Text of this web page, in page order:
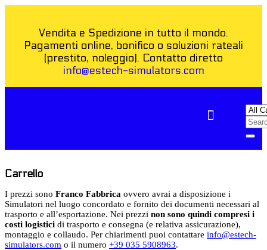
Vendita e Spedizione in tutto il mondo.
Pagamenti online, bonifico o soluzioni rateali
(prestito, noleggio). Contatto diretto
info@estech-simulators.com
Carrello
I prezzi sono Franco Fabbrica ovvero avrai a disposizione i
Simulatori nel luogo concordato e fornito dei documenti necessari al
trasporto e all’esportazione. Nei prezzi non sono quindi compresi i
costi logistici di trasporto e consegna (e relativa assicurazione),
montaggio e collaudo. Per chiarimenti puoi contattare info@estech-
simulators.com o il numero +39 035 5908963.